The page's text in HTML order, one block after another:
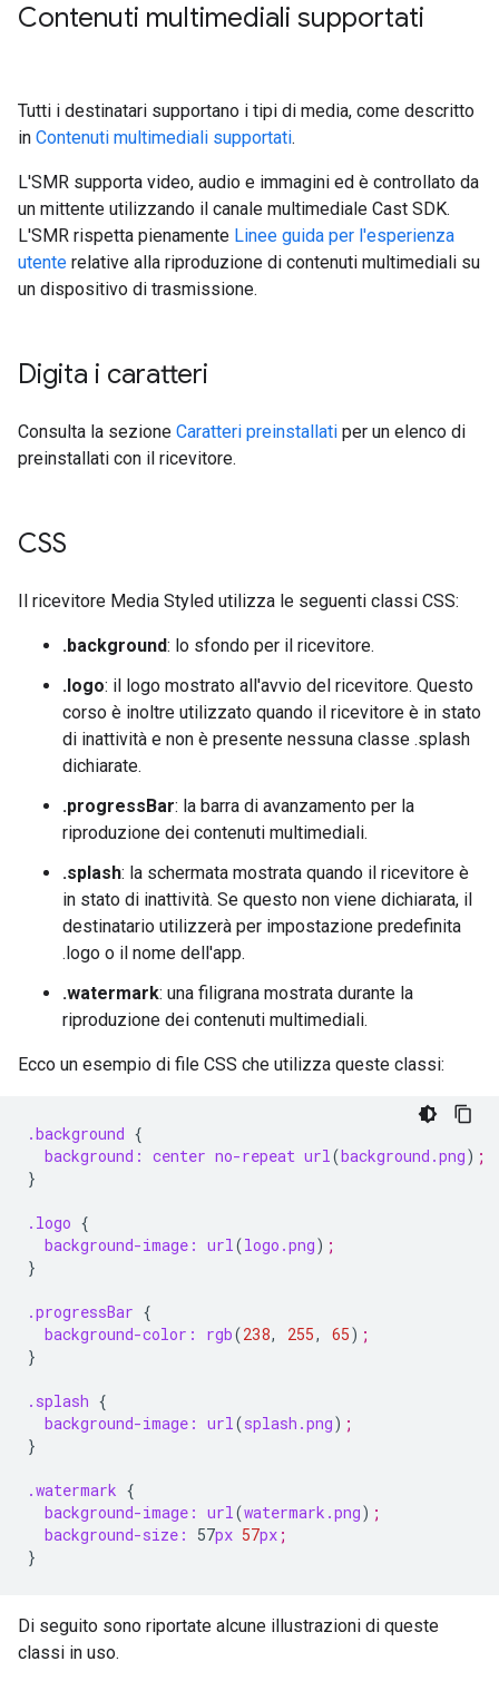
Contenuti multimediali supportati
Tutti i destinatari supportano i tipi di media, come descritto
in Contenuti multimediali supportati.
L'SMR supporta video, audio e immagini ed è controllato da
un mittente utilizzando il canale multimediale Cast SDK.
L'SMR rispetta pienamente Linee guida per l'esperienza
utente relative alla riproduzione di contenuti multimediali su
un dispositivo di trasmissione.
Digita i caratteri
Consulta la sezione Caratteri preinstallati per un elenco di
preinstallati con il ricevitore.
CSS
Il ricevitore Media Styled utilizza le seguenti classi CSS:
.background: lo sfondo per il ricevitore.
.logo: il logo mostrato all'avvio del ricevitore. Questo
corso è inoltre utilizzato quando il ricevitore è in stato
di inattività e non è presente nessuna classe .splash
dichiarate.
.progressBar: la barra di avanzamento per la
riproduzione dei contenuti multimediali.
.splash: la schermata mostrata quando il ricevitore è
in stato di inattività. Se questo non viene dichiarata, il
destinatario utilizzerà per impostazione predefinita
.logo o il nome dell'app.
.watermark: una filigrana mostrata durante la
riproduzione dei contenuti multimediali.
Ecco un esempio di file CSS che utilizza queste classi:
.background {
background: center no-repeat url(background.png) ;
}
.logo {
background-image: url(logo.png) ;
}
.progressBar {
background-color:
rgb(238, 255, 65) ;
}
.splash {
background-image: url(splash.png) ;
}
.watermark {
background-image: url(watermark.png) ;
background-size:
57px 57px ;
}
Di seguito sono riportate alcune illustrazioni di queste
classi in uso.